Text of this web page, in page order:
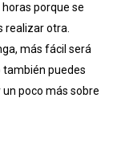
porque se
realizar otra.
más fácil será
también puedes
poco más sobre